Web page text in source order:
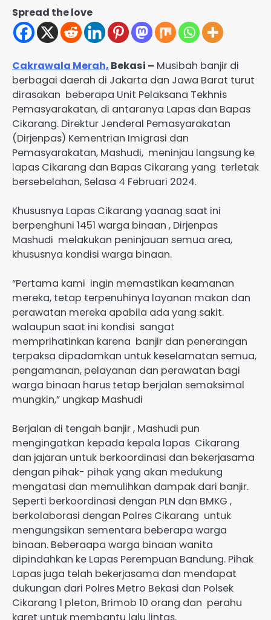
Spread the love
Cakrawala Merah, Bekasi – Musibah banjir di
berbagai daerah di Jakarta dan Jawa Barat turut
dirasakan beberapa Unit Pelaksana Tekhnis
Pemasyarakatan, di antaranya Lapas dan Bapas
Cikarang. Direktur Jenderal Pemasyarakatan
(Dirjenpas) Kementrian Imigrasi dan
Pemasyarakatan, Mashudi, meninjau langsung ke
lapas Cikarang dan Bapas Cikarang yang terletak
bersebelahan, Selasa 4 Februari 2024.
Khususnya Lapas Cikarang yaanag saat ini
berpenghuni 1451 warga binaan , Dirjenpas
Mashudi melakukan peninjauan semua area,
khususnya kondisi warga binaan.
“Pertama kami ingin memastikan keamanan
mereka, tetap terpenuhinya layanan makan dan
perawatan mereka apabila ada yang sakit.
walaupun saat ini kondisi sangat
memprihatinkan karena banjir dan penerangan
terpaksa dipadamkan untuk keselamatan semua,
pengamanan, pelayanan dan perawatan bagi
warga binaan harus tetap berjalan semaksimal
mungkin,” ungkap Mashudi
Berjalan di tengah banjir , Mashudi pun
mengingatkan kepada kepala lapas Cikarang
dan jajaran untuk berkoordinasi dan bekerjasama
dengan pihak- pihak yang akan medukung
mengatasi dan memulihkan dampak dari banjir.
Seperti berkoordinasi dengan PLN dan BMKG ,
berkolaborasi dengan Polres Cikarang untuk
mengungsikan sementara beberapa warga
binaan. Beberaapa warga binaan wanita
dipindahkan ke Lapas Perempuan Bandung. Pihak
Lapas juga telah bekerjasama dan mendapat
dukungan dari Polres Metro Bekasi dan Polsek
Cikarang 1 pleton, Brimob 10 orang dan perahu